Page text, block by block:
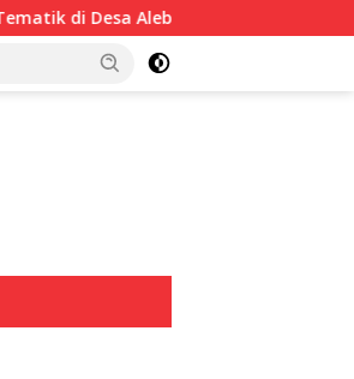
Imigrasi Sultra Perkuat Kepedulian